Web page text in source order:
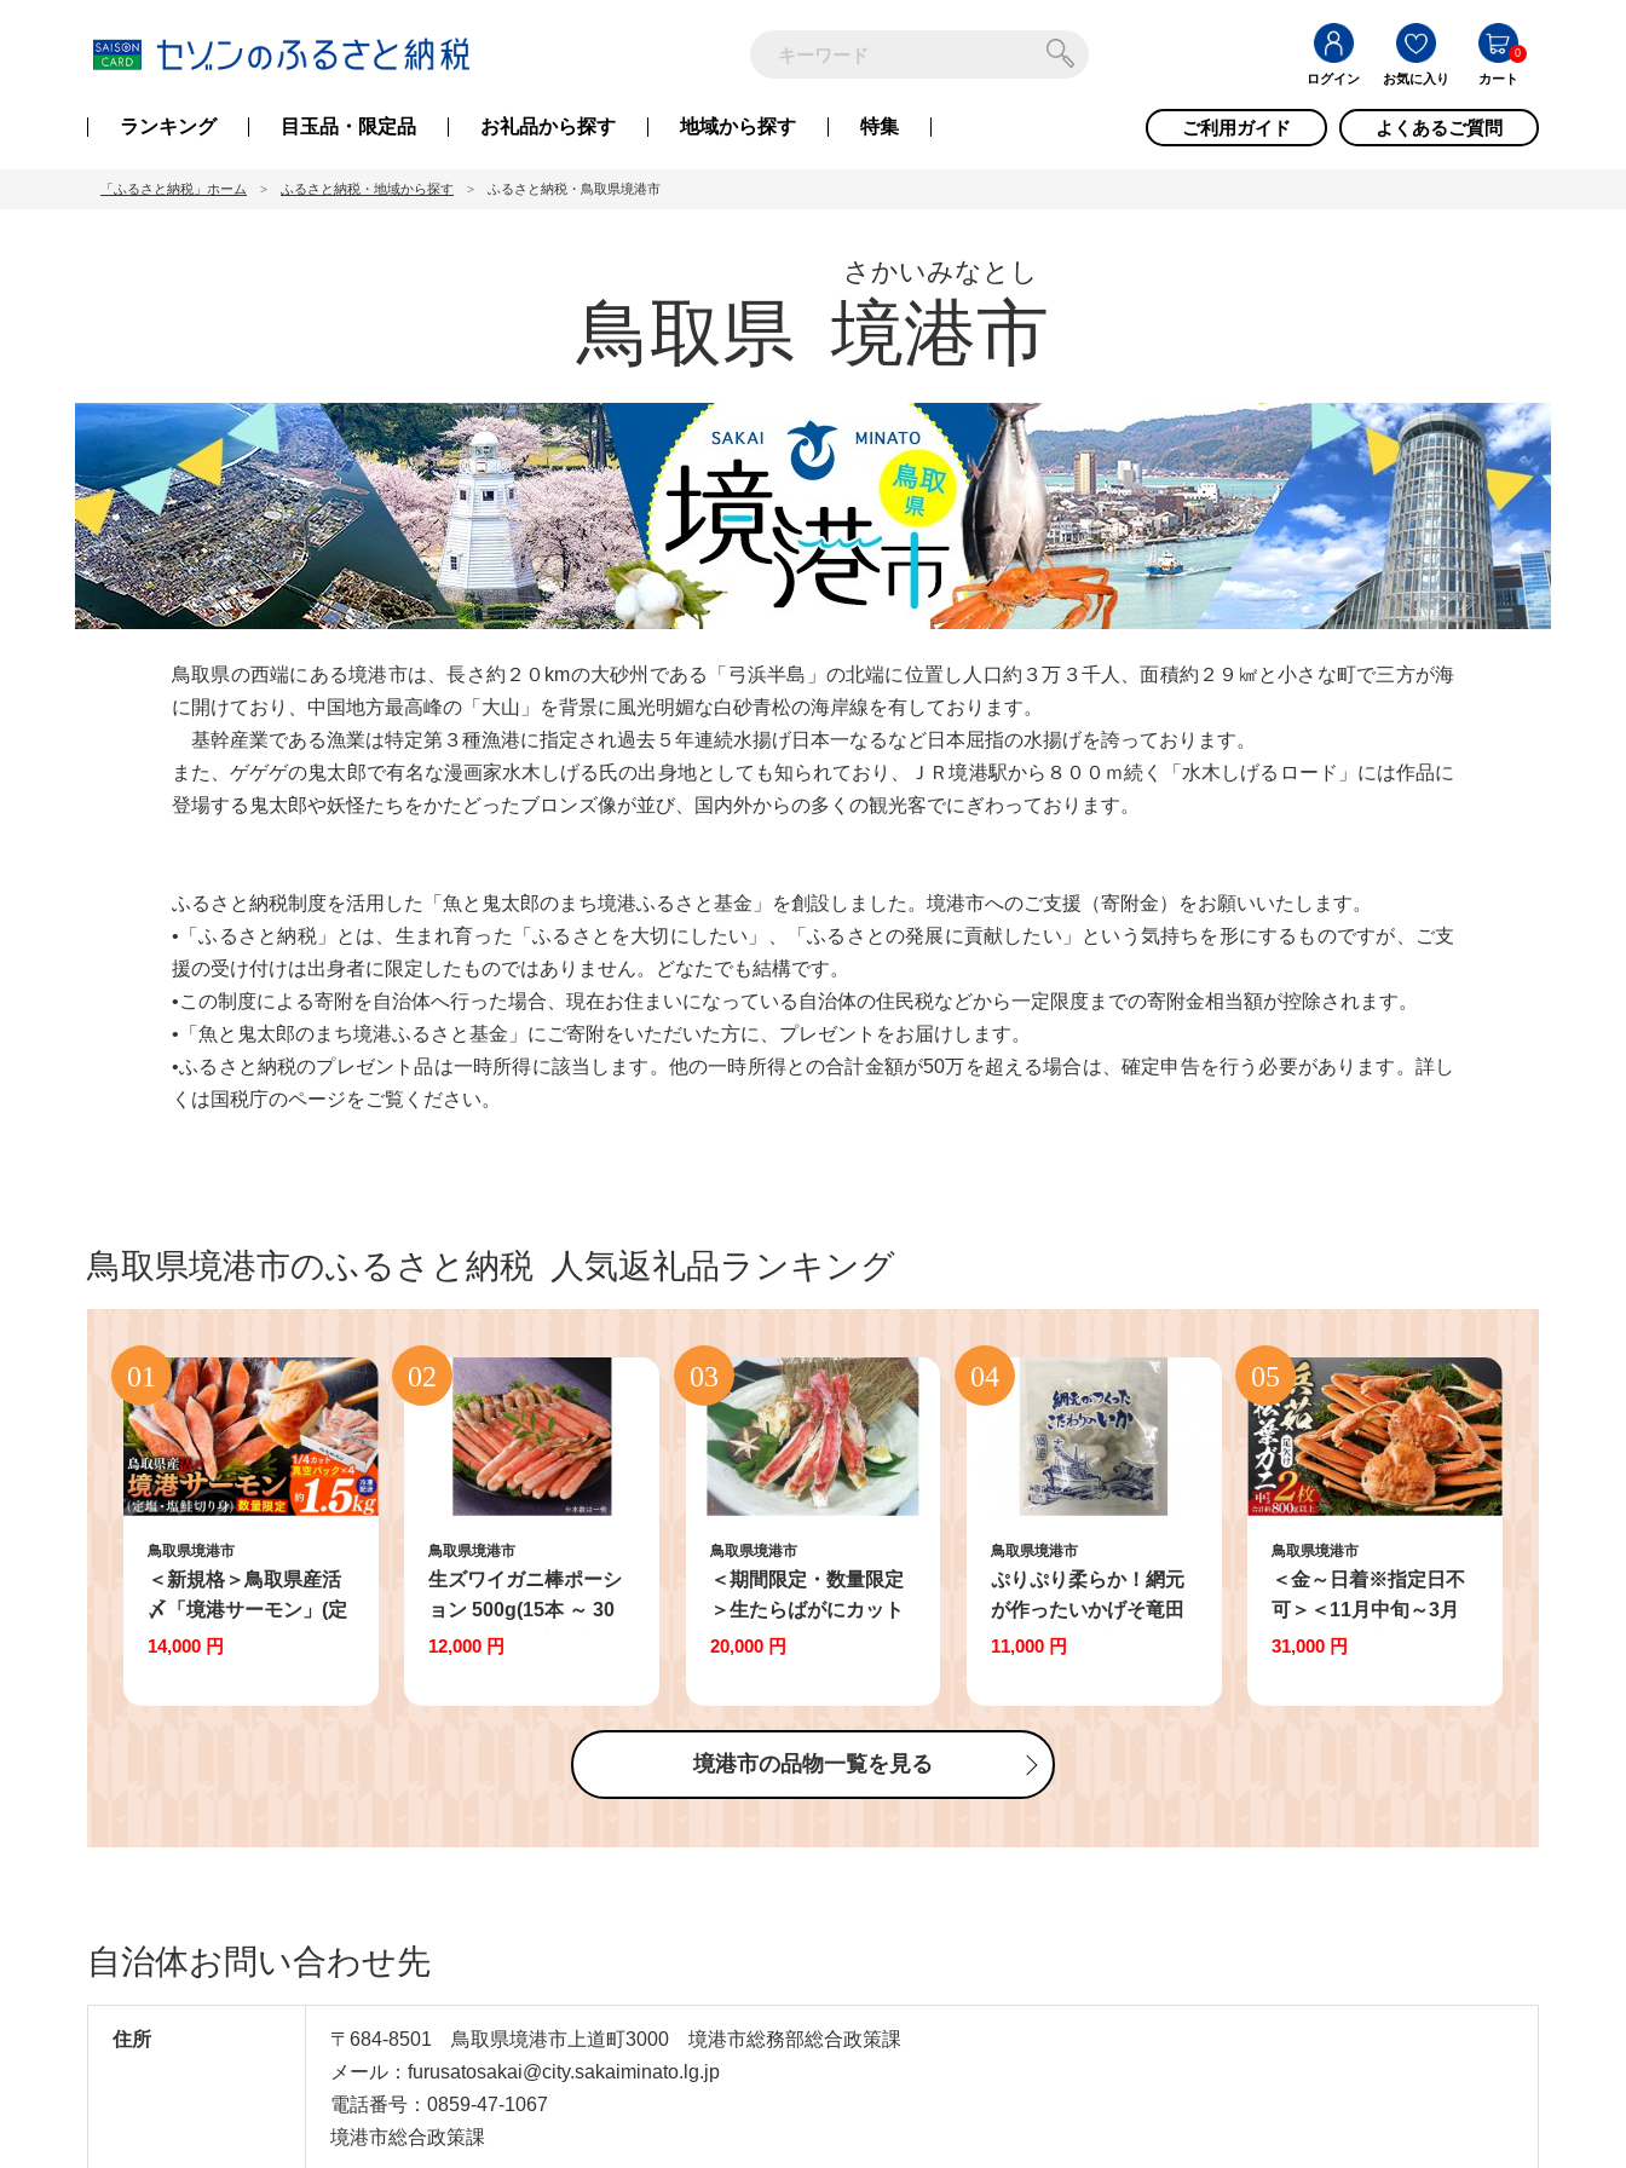
ログイン お気に入り カート
0
ランキング 目玉品・限定品 お礼品から探す 地域から探す 特集 ご利用ガイド よくあるご質問
「ふるさと納税」ホーム ふるさと納税・地域から探す ふるさと納税・鳥取県境港市
鳥取県 境港市
さかいみなとし
鳥取県の西端にある境港市は、長さ約２０kmの大砂州である「弓浜半島」の北端に位置し人口約３万３千人、面積約２９㎢と小さな町で三方が海
に開けており、中国地方最高峰の「大山」を背景に風光明媚な白砂青松の海岸線を有しております。
基幹産業である漁業は特定第３種漁港に指定され過去５年連続水揚げ日本一なるなど日本屈指の水揚げを誇っております。
また、ゲゲゲの鬼太郎で有名な漫画家水木しげる氏の出身地としても知られており、ＪＲ境港駅から８００ｍ続く「水木しげるロード」には作品に
登場する鬼太郎や妖怪たちをかたどったブロンズ像が並び、国内外からの多くの観光客でにぎわっております。
ふるさと納税制度を活用した「魚と鬼太郎のまち境港ふるさと基金」を創設しました。境港市へのご支援（寄附金）をお願いいたします。
•「ふるさと納税」とは、生まれ育った「ふるさとを大切にしたい」、「ふるさとの発展に貢献したい」という気持ちを形にするものですが、ご支
援の受け付けは出身者に限定したものではありません。どなたでも結構です。
•この制度による寄附を自治体へ行った場合、現在お住まいになっている自治体の住民税などから一定限度までの寄附金相当額が控除されます。
•「魚と鬼太郎のまち境港ふるさと基金」にご寄附をいただいた方に、プレゼントをお届けします。
•ふるさと納税のプレゼント品は一時所得に該当します。他の一時所得との合計金額が50万を超える場合は、確定申告を行う必要があります。詳し
くは国税庁のページをご覧ください。
鳥取県境港市のふるさと納税 人気返礼品ランキング
鳥取県境港市
＜新規格＞鳥取県産活
〆「境港サーモン」(定
塩・塩鮭切り身)(1/4カ
14,000 円
鳥取県境港市
生ズワイガニ棒ポーシ
ョン 500g(15本 ～ 30
本)【鳥取県 境港市】
12,000 円
鳥取県境港市
＜期間限定・数量限定
＞生たらばがにカット
(加熱調理用)(800g/総重
ニ 生たらばがに カット
済み カニ足 カット 脚
カニ鍋 焼きガニ バター
取県 境港市
20,000 円
鳥取県境港市
ぷりぷり柔らか！網元
が作ったいかげそ竜田
揚げセット(計1kg) | い
おかず 海鮮 魚介 魚介
類 プリプリ 食感 柔ら
かい 冷凍食品 揚げるだ
量 家庭用 お取り寄せ
11,000 円
鳥取県境港市
＜金～日着※指定日不
可＞＜11月中旬～3月
上旬発送予定＞浜茹松
足欠 足折れ 訳あり 家
寄せ グルメ 人気 おす
31,000 円
境港市の品物一覧を見る
自治体お問い合わせ先
住所
〒684-8501 鳥取県境港市上道町3000 境港市総務部総合政策課
メール：furusatosakai@city.sakaiminato.lg.jp
電話番号：0859-47-1067
境港市総合政策課